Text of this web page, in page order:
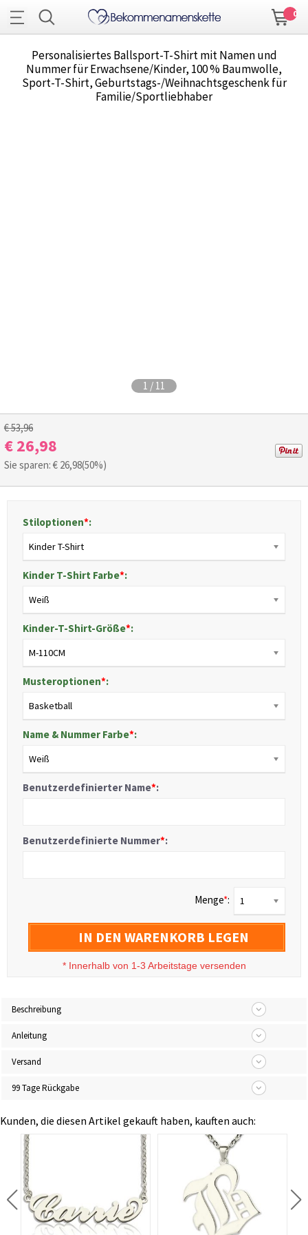
0
Personalisiertes Ballsport-T-Shirt mit Namen und
Nummer für Erwachsene/Kinder, 100 % Baumwolle,
Sport-T-Shirt, Geburtstags-/Weihnachtsgeschenk für
Familie/Sportliebhaber
1 / 11
€ 53,96
€ 26,98
Sie sparen: € 26,98(50%)
Stiloptionen*:
Kinder T-Shirt
Kinder T-Shirt Farbe*:
Weiß
Kinder-T-Shirt-Größe*:
M-110CM
Musteroptionen*:
Basketball
Name & Nummer Farbe*:
Weiß
Benutzerdefinierter Name*:
Benutzerdefinierte Nummer*:
Menge*: 1
IN DEN WARENKORB LEGEN
* Innerhalb von 1-3 Arbeitstage versenden
Beschreibung
Anleitung
Versand
99 Tage Rückgabe
Kunden, die diesen Artikel gekauft haben, kauften auch: